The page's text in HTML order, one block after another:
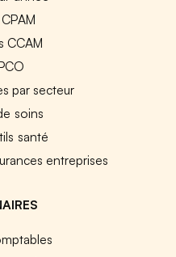
CCAM
par secteur
soins
santé
entreprises